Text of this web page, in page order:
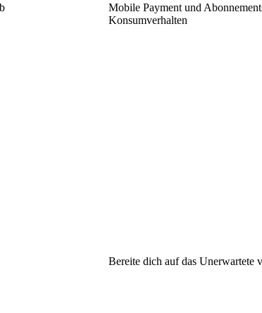
Mobile Payment und
Konsumverhalten
Bereite dich auf das Unerwartete